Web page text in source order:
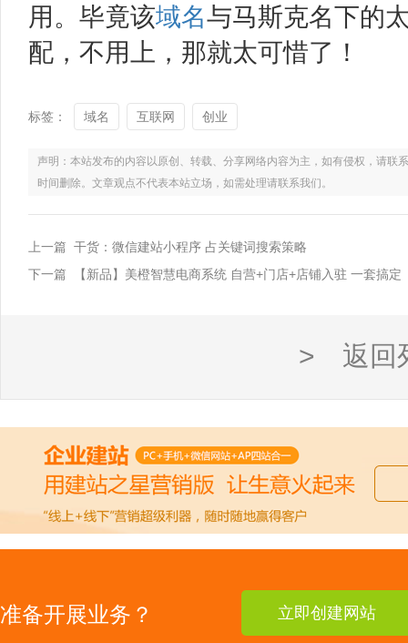
用。毕竟该域名与马斯克名下的
配，不用上，那就太可惜了！
标签： 域名 互联网 创业
声明：本站发布的内容以原创、转载、分享网络内容为主，如有侵权，请
时间删除。文章观点不代表本站立场，如需处理请联系我们。
上一篇 干货：微信建站小程序 占关键词搜索策略
下一篇 【新品】美橙智慧电商系统 自营+门店+店铺入驻 一套搞定
> 返回
准备开展业务？ 立即创建网站